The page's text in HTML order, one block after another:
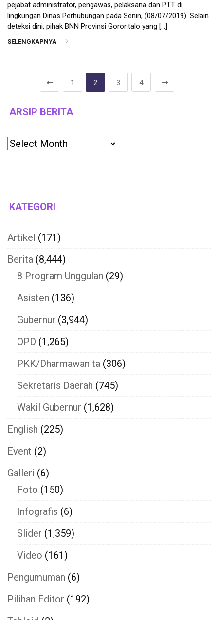
pejabat administrator, pengawas, pelaksana dan PTT di
lingkungan Dinas Perhubungan pada Senin, (08/07/2019). Selain
deteksi dini, pihak BNN Provinsi Gorontalo yang […]
SELENGKAPNYA
1 2 3 4
ARSIP BERITA
Archives
KATEGORI
Artikel (171)
Berita (8,444)
8 Program Unggulan (29)
Asisten (136)
Gubernur (3,944)
OPD (1,265)
PKK/Dharmawanita (306)
Sekretaris Daerah (745)
Wakil Gubernur (1,628)
English (225)
Event (2)
Galleri (6)
Foto (150)
Infografis (6)
Slider (1,359)
Video (161)
Pengumuman (6)
Pilihan Editor (192)